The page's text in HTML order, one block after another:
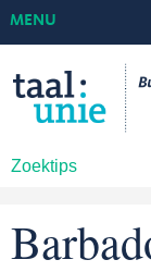
Zoektips
MENU